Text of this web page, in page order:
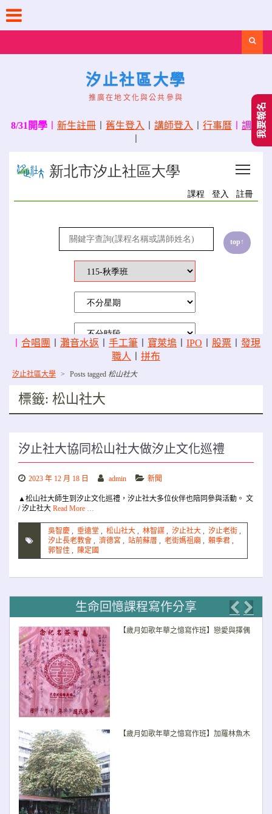
content
汐止社區大學
推廣在地文化與公共參與
8/31開學 新生註冊 舊生登入 講師登入 行事曆
調課
合唱團 灘音水返 手工筆 寶萊塢 IPO 股票
發現
職人
拼布
汐止社區大學 > Posts tagged 松山社大
標籤: 松山社大
汐止社大協同松山社大做汐止文化巡禮
2023 年 12 月 18 日 admin 新聞
▲松山社大師生到汐止文化巡禮，汐止社大多位伙伴也陪同參與活動。 文
/ 汐止社大 Read More …
吳智慶 , 垂遠堂 , 松山社大 , 林智謀 , 汐止社大 , 汐止老街 ,
汐止長老教會 , 濟德宮 , 站前蘇厝 , 老街媽祖廟 , 賴季君 ,
郭智佳 , 陳定國
生命回憶課程寫作分享
【歲月如歌年華之憶寫作班】戀愛與擇偶
【歲月如歌年華之憶寫作班】加羅林魚木
我要報名